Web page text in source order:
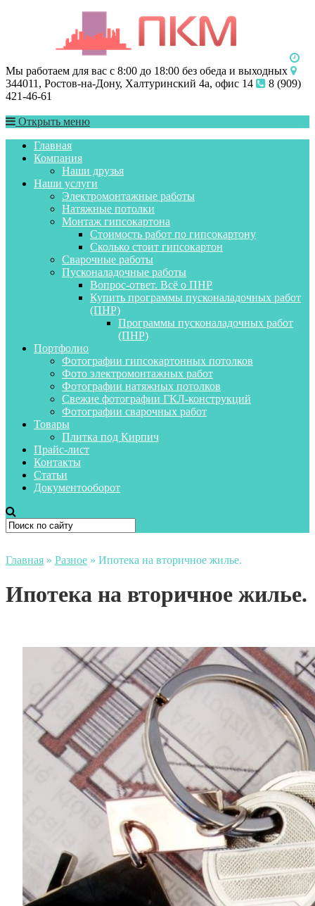
Мы работаем для вас с 8:00 до 18:00 без обеда и выходных
344011, Ростов-на-Дону, Халтуринский 4а, офис 14
8 (909)
421-46-61
Открыть меню
Главная
Компания
Наши друзья
Наши услуги
Электромонтажные работы
Натяжные потолки
Монтаж гипсокартона
Стоимость работ по гипсокартону
Сколько стоит гипсокартон
Сварочные работы
Пусконаладочные работы
Вопрос-ответ. Всё о ПНР
Купить программы пусконаладочных работ
(ПНР)
Программы пусконаладочных работ
(ПНР)
Портфолио
Фотографии гипсокартонных потолков
Фото электромонтажных работ
Фотографии натяжных потолков
Свежие фотографии ГКЛ-конструкций
Фотографии сварочных работ
Товары
Плитка под Кирпич
Прайс-лист
Контакты
Статьи
Документооборот
Главная » Разное » Ипотека на вторичное жилье.
Ипотека на вторичное жилье.